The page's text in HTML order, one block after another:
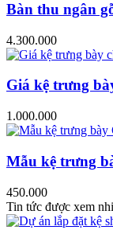
Bàn thu ngân
4.300.000
Giá kệ trưng
1.000.000
Mẫu kệ trưng
450.000
Tin tức được xem